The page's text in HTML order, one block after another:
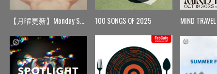
【月曜更新】Monday Spin 100 SONGS OF 2025 MIND TRAVEL